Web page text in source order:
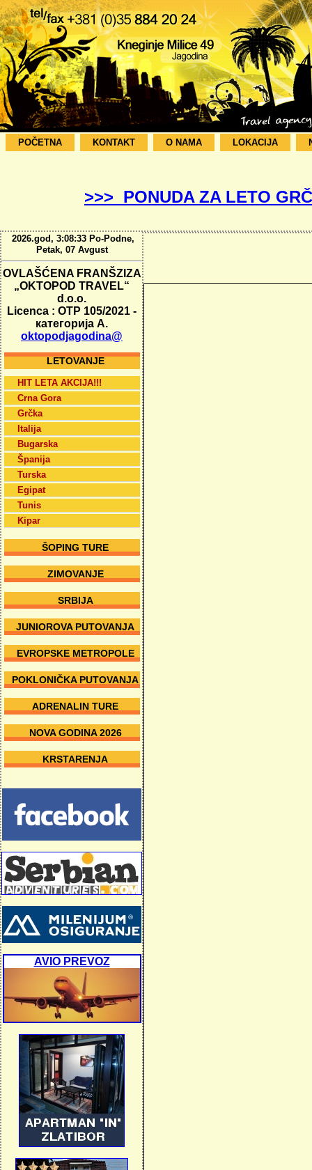
POČETNA KONTAKT O NAMA LOKACIJA
>>> PONUDA ZA LETO
2026.god, 3:08:34 Po-Podne,
Petak, 07 Avgust
OVLAŠĆENA FRANŠZIZA
„OKTOPOD TRAVEL“
d.o.o.
Licenca : OTP 105/2021 -
категорија А.
oktopodjagodina@
LETOVANJE
HIT LETA AKCIJA!!!
Crna Gora
Grčka
Italija
Bugarska
Španija
Turska
Egipat
Tunis
Kipar
ŠOPING TURE
ZIMOVANJE
SRBIJA
JUNIOROVA PUTOVANJA
EVROPSKE METROPOLE
POKLONIČKA PUTOVANJA
ADRENALIN TURE
NOVA GODINA 2026
KRSTARENJA
AVIO PREVOZ